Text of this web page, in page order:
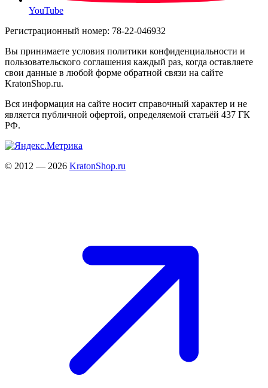
YouTube
Регистрационный номер: 78-22-046932
Вы принимаете условия политики конфиденциальности и
пользовательского соглашения каждый раз, когда оставляете
свои данные в любой форме обратной связи на сайте
KratonShop.ru.
Вся информация на сайте носит справочный характер и не
является публичной офертой, определяемой статьёй 437 ГК
РФ.
© 2012 — 2026 KratonShop.ru